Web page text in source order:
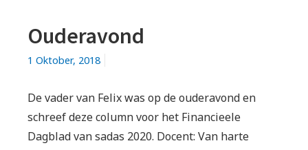
Ouderavond
1 Oktober, 2018
De vader van Felix was op de ouderavond en
schreef deze column voor het Financieele
Dagblad van sadas 2020. Docent: Van harte